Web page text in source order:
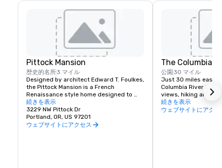
Pittock Mansion
歴史的名所3 マイル
Designed by architect Edward T. Foulkes,
the Pittock Mansion is a French
Renaissance style home designed to
capture the view of Downtown Portland
and the Cascade Mountains. Built in 1912
for the editor of The Oregonian
Newspaper, Henry Pittock, this piece of
続きを表示
3229 NW Pittock Dr
Portland, OR, US 97201
ウェブサイトにアクセス
The Columbia
公園 30 マイル
Just 30 miles east
Columbia River
views, hiking and
and more than 90
must see locations
続きを表示
ウェブサイトにアクセ